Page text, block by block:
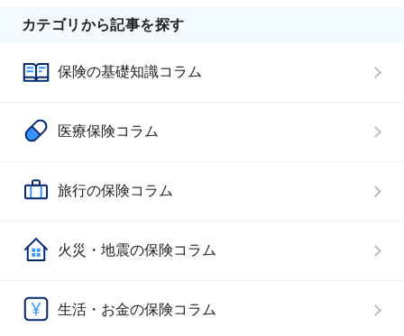
カテゴリから記事を探す
保険の基礎知識コラム
医療保険コラム
旅行の保険コラム
火災・地震の保険コラム
生活・お金の保険コラム